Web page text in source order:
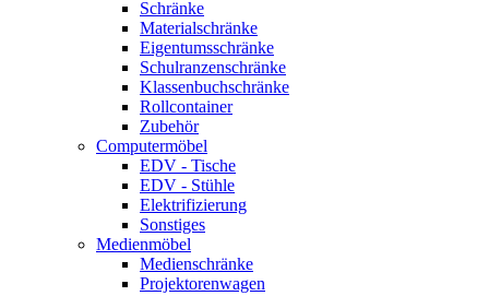
Schränke
Materialschränke
Eigentumsschränke
Schulranzenschränke
Klassenbuchschränke
Rollcontainer
Zubehör
Computermöbel
EDV - Tische
EDV - Stühle
Elektrifizierung
Sonstiges
Medienmöbel
Medienschränke
Projektorenwagen